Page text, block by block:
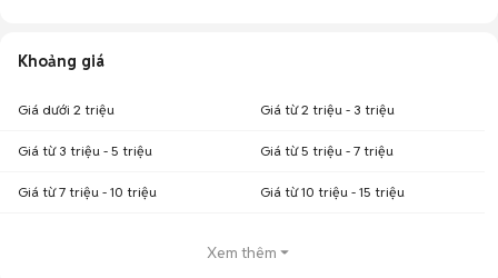
Khoảng giá
Giá dưới 2 triệu Giá từ 2 triệu - 3 triệu
Giá từ 3 triệu - 5 triệu Giá từ 5 triệu - 7 triệu
Giá từ 7 triệu - 10 triệu Giá từ 10 triệu - 15 triệu
Xem thêm